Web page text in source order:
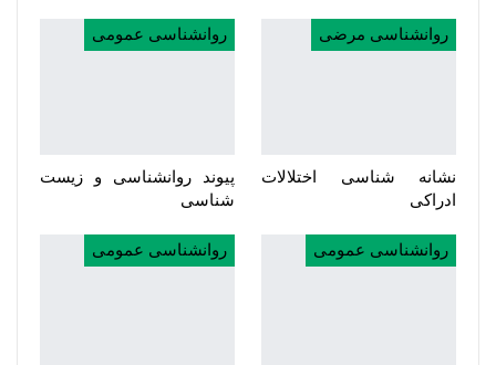
روانشناسی مرضی
نشانه شناسی اختلالات
ادراکی
روانشناسی عمومی
پیوند روانشناسی و زیست
شناسی
روانشناسی عمومی روانشناسی عمومی